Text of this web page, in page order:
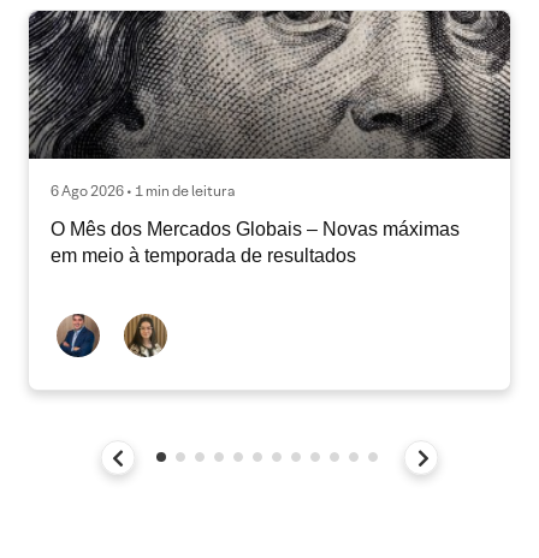
6 Ago 2026 • 1 min de leitura
O Mês dos Mercados Globais – Novas máximas
em meio à temporada de resultados